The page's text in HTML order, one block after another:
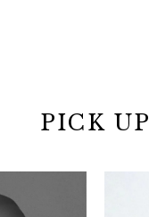
PICK UP